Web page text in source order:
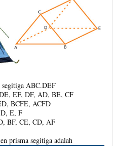
segitiga ABC.DEF
EF, DF, AD, BE, CF
BCFE, ACFD
E, F
BF, CE, CD, AF
prisma segitiga adalah